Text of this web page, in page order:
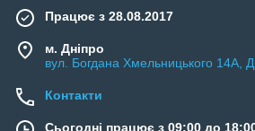
Працює з 28.08.2017
м. Дніпро
вул. Богдана Хмельницького 14А,
Контакти
Сьогодні працює з 09:00 до